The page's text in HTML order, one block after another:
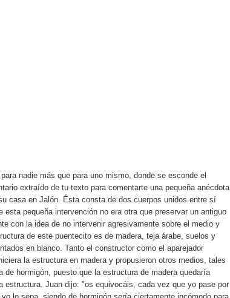
nadie más que para uno mismo, donde se esconde el
extraído de tu texto para comentarte una pequeña anécdota
casa en Jalón. Ésta consta de dos cuerpos unidos entre sí
pequeña intervención no era otra que preservar un antiguo
con la idea de no intervenir agresivamente sobre el medio y
de este puentecito es de madera, teja árabe, suelos y
en blanco. Tanto el constructor como el aparejador
la estructura en madera y propusieron otros medios, tales
hormigón, puesto que la estructura de madera quedaría
Juan dijo: "os equivocáis, cada vez que yo pase por